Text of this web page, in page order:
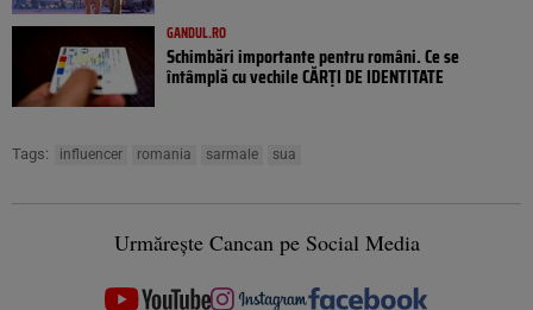
GANDUL.RO
Schimbări importante pentru români. Ce se
întâmplă cu vechile CĂRȚI DE IDENTITATE
Tags: influencer romania sarmale sua
Urmărește Cancan pe Social Media